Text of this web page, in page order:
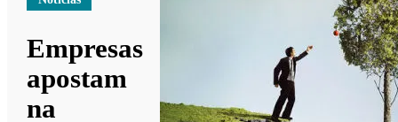
Empresas
apostam
na